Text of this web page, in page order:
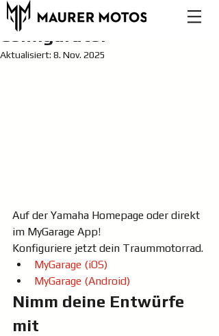
Yamaha Bike
Configurator
Aktualisiert: 8. Nov. 2025
Auf der Yamaha Homepage oder direkt
im MyGarage App!
Konfiguriere jetzt dein Traummotorrad.
MyGarage (iOS)
MyGarage (Android)
Nimm deine Entwürfe
mit